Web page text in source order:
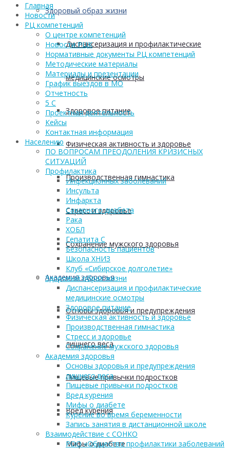
Здоровый образ жизни
Диспансеризация и профилактические
медицинские осмотры
Здоровое питание
Физическая активность и здоровье
Производственная гимнастика
Стресс и здоровье
Сохранение мужского здоровья
Академия здоровья
Основы здоровья и предупреждения
лишнего веса
Пищевые привычки подростков
Вред курения
Мифы о диабете
Главная
Новости
РЦ компетенций
О центре компетенций
Новости РЦК
Нормативные документы РЦ компетенций
Методические материалы
Материалы и презентации
График выездов в МО
Отчетность
5 С
Проектная деятельность
Кейсы
Контактная информация
Населению
ПО ВОПРОСАМ ПРЕОДОЛЕНИЯ КРИЗИСНЫХ
СИТУАЦИЙ
Профилактика
Инфекционных заболеваний
Инсульта
Инфаркта
Сахарного диабета
Рака
ХОБЛ
Гепатита С
Безопасность пациентов
Школа ХНИЗ
Клуб «Сибирское долголетие»
Здоровый образ жизни
Диспансеризация и профилактические
медицинские осмотры
Здоровое питание
Физическая активность и здоровье
Производственная гимнастика
Стресс и здоровье
Сохранение мужского здоровья
Академия здоровья
Основы здоровья и предупреждения
лишнего веса
Пищевые привычки подростков
Вред курения
Мифы о диабете
Курение во время беременности
Запись занятия в дистанционной школе
Взаимодействие с СОНКО
РОО «Общество профилактики заболеваний